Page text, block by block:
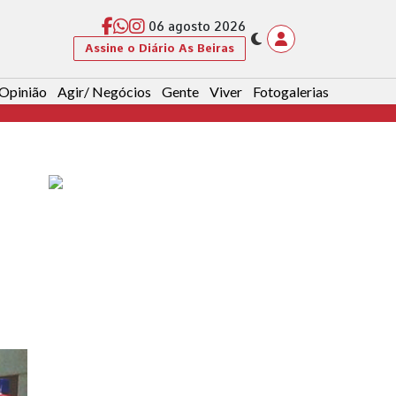
06 agosto 2026
Assine o Diário As Beiras
Agir/ Negócios Gente Viver Fotogalerias